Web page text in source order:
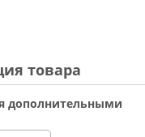
товара
дополнительными